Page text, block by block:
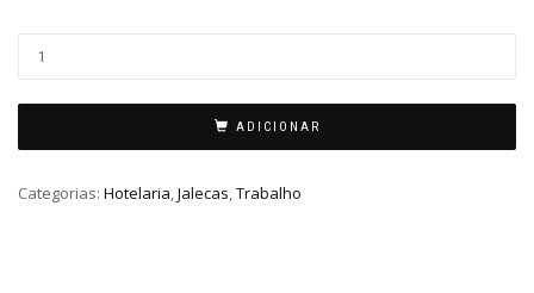
ADICIONAR
Categorias: Hotelaria,Jalecas,Trabalho